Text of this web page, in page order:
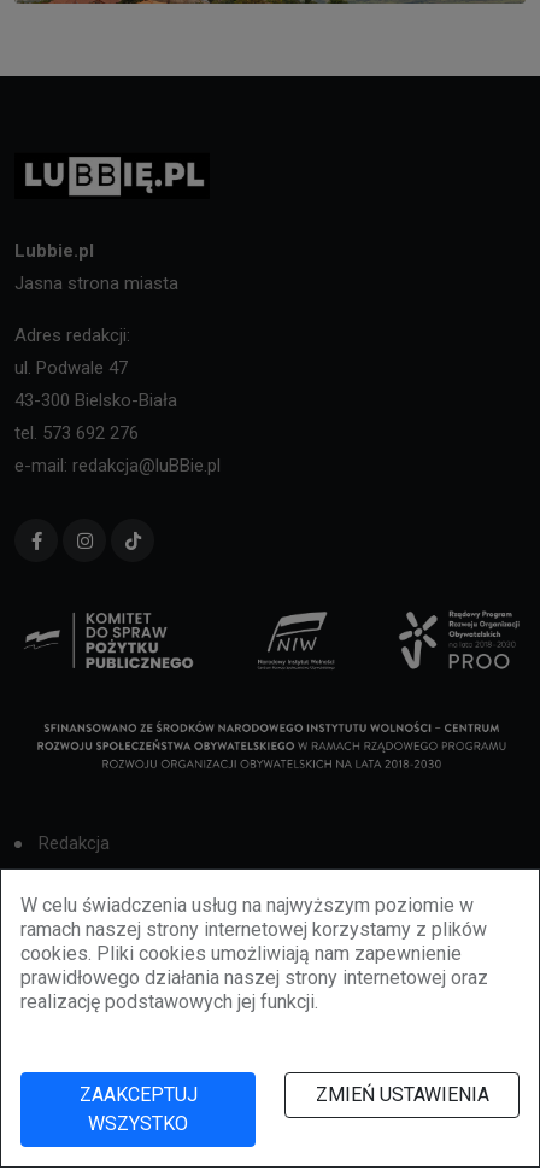
W celu świadczenia usług na najwyższym poziomie w
ramach naszej strony internetowej korzystamy z plików
cookies. Pliki cookies umożliwiają nam zapewnienie
prawidłowego działania naszej strony internetowej oraz
realizację podstawowych jej funkcji.
ZAAKCEPTUJ
WSZYSTKO
ZMIEŃ USTAWIENIA
Lubbie.pl
Jasna strona miasta
Adres redakcji:
ul. Podwale 47
43-300 Bielsko-Biała
tel. 573 692 276
e-mail: redakcja@luBBie.pl
Redakcja
Cookies
Reklama
BBiletomania